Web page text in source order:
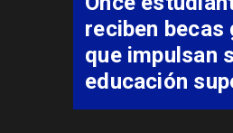
apuesta
consolidar el
como
Libertadores